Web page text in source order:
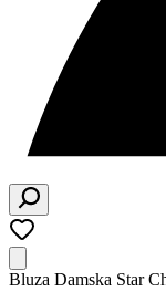
Bluza Damska Star